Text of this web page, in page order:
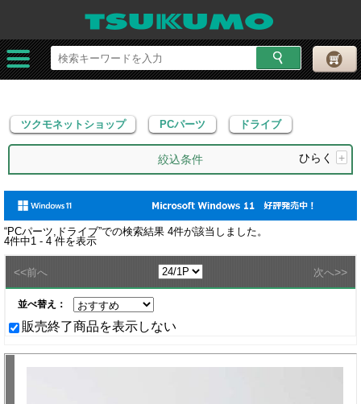
ツクモネットショップ PCパーツ
ツクモネットショップ PCパーツ ドライブ
絞込条件 ひらく +
“PCパーツ,ドライブ”での検索結果 4件が該当しました。
4件中1 - 4 件を表示
<<前へ 次へ>>
並べ替え：
販売終了商品を表示しない